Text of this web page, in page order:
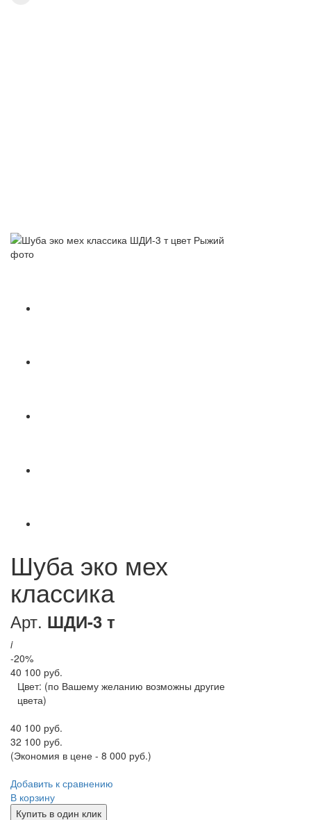
Шуба эко мех
классика
Арт. ШДИ-3 т
i
-20%
40 100 руб.
Цвет: (по Вашему желанию возможны другие
цвета)
40 100 руб.
32 100 руб.
(Экономия в цене - 8 000 руб.)
Добавить к сравнению
В корзину
Купить в один клик